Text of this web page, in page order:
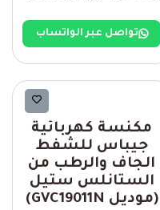
تواصل عبر الواتساب
مكنسة كهربائية
جيباس للشفط
الجاف والرطب من
الستانلس ستيل
(موديل GVC19011N)